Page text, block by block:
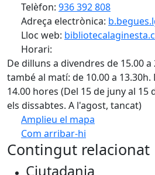
Telèfon: 936 392 808
Adreça electrònica:
Lloc web:
Horari:
De dilluns a divendres de 15.00 a
també al matí: de 10.00 a 13.30h.
14.00 hores (Del 15 de juny al
els dissabtes. A l'agost, tancat)
Amplieu el mapa
Com arribar-hi
+
Contingut relacionat
Ciutadania